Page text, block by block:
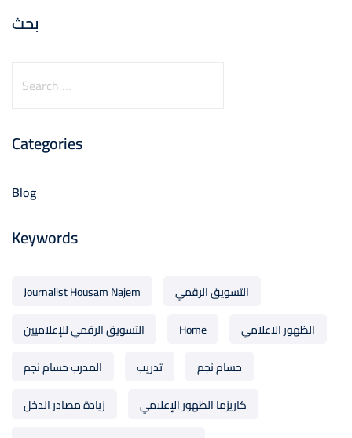
بحث
Categories
Blog
Keywords
Journalist Housam Najem
التسويق الرقمي
التسويق الرقمي للإعلاميين
Home
الظهور الاعلامي
المدرب حسام نجم
تدريب
حسام نجم
زيادة مصادر الدخل
كاريزما الظهور الإعلامي